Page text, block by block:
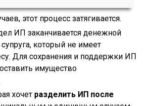
этот процесс затягивается.
ИП заканчивается денежной
который не имеет
Для сохранения и поддержки ИП
имущество
хочет разделить ИП после